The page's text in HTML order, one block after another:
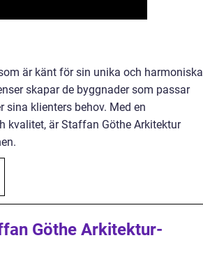
är känt för sin unika och harmoniska
skapar de byggnader som passar
klienters behov. Med en
kvalitet, är Staffan Göthe Arkitektur
Göthe Arkitektur-